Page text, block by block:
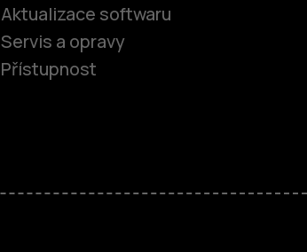
Aktualizace softwaru
Servis a opravy
Přístupnost